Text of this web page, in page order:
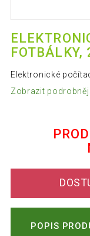
Elektronické
Zobrazit
POPIS